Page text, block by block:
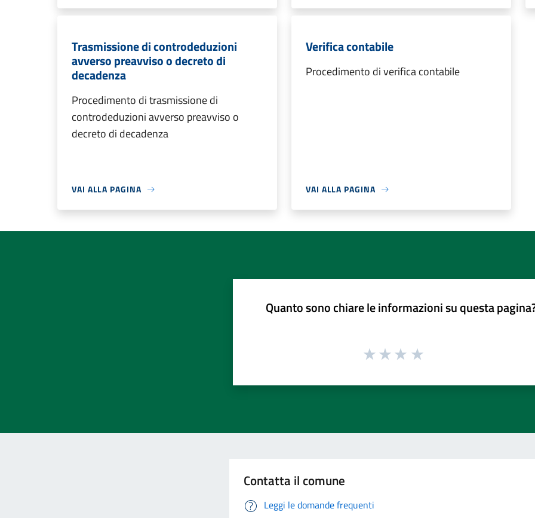
Trasmissione di controdeduzioni
avverso preavviso o decreto di
decadenza
Procedimento di trasmissione di
controdeduzioni avverso preavviso o
decreto di decadenza
VAI ALLA PAGINA
Verifica contabile
Procedimento di verifica contabile
VAI ALLA PAGINA
Quanto sono chiare le informazioni su questa
Contatta il comune
Leggi le domande frequenti